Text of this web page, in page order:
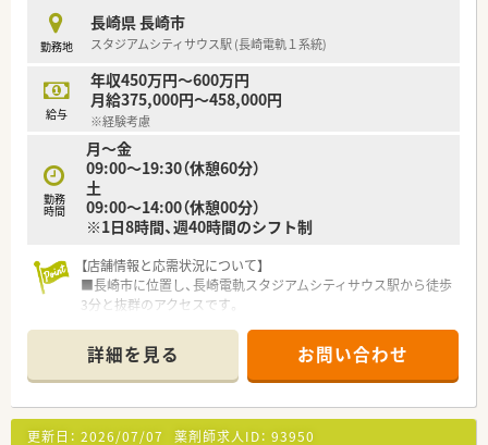
■フレックス制度を導入しておりますのでワークライフバラン
スを実現できる環境です。
■SMO業界でSMA実務経験が2年以上ある方の募集ですが、困っ
たときや先輩や上司から手厚くサポートを頂ける環境です。
■CRCは疾病を抱えた患者様やそれを治療しようと奮闘する医
師やスタッフなど携わる相手が多いです。
■現在治療法がなく苦しんでいる患者様に対して薬を届けるこ
とや最前線で治療にあたる医師やスタッフのサポートを行うや
りがいのある業務です。
＜充実した研修制度＞
■入社時には、同期入社者とともに2週間弱、東京本社にて集合
から実務まで座学中心でロープレを交えながら学んでいきます。
■各拠点に配属され先輩社員から業務を引継ぎながらOJT担当
者とともに医療機関へ同行するなど、徐々に業務を身に着けるこ
とが出来ます。
■確認テストやチェックシートを用いながら習熟度を測り、入社
後1年程度で一人で担当を持てるようになります。
＜こんな企業です＞
■医療イノベーションを志し、両社が取り組んできたヘルスケア
勤務地
長崎県 長崎市
スタジアムシティサウス駅 (長崎電軌１系統)
給与
年収450万円～600万円
月給375,000円～458,000円
※経験考慮
勤務
時間
月～金
09:00～19:30（休憩60分）
土
09:00～14:00（休憩00分）
※1日8時間、週40時間のシフト制
【店舗情報と応需状況について】
■長崎市に位置し、長崎電軌スタジアムシティサウス駅から徒歩
3分と抜群のアクセスです。
を1日130枚応需しています。
■薬剤師5名、事務員3名の充実した人員体制で、スムーズに業務
を進められます。
【募集背景と求める人物像について】
詳細を見る お問い合わせ
更新日： 2026/07/07 薬剤師求人ID： 93950